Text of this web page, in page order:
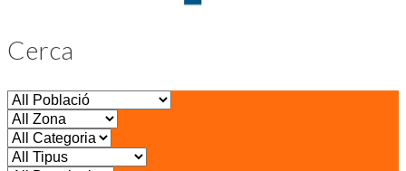
Cerca